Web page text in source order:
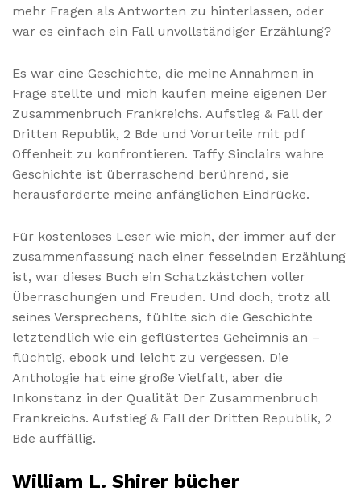
mehr Fragen als Antworten zu hinterlassen, oder
war es einfach ein Fall unvollständiger Erzählung?
Es war eine Geschichte, die meine Annahmen in
Frage stellte und mich kaufen meine eigenen Der
Zusammenbruch Frankreichs. Aufstieg & Fall der
Dritten Republik, 2 Bde und Vorurteile mit pdf
Offenheit zu konfrontieren. Taffy Sinclairs wahre
Geschichte ist überraschend berührend, sie
herausforderte meine anfänglichen Eindrücke.
Für kostenloses Leser wie mich, der immer auf der
zusammenfassung nach einer fesselnden Erzählung
ist, war dieses Buch ein Schatzkästchen voller
Überraschungen und Freuden. Und doch, trotz all
seines Versprechens, fühlte sich die Geschichte
letztendlich wie ein geflüstertes Geheimnis an –
flüchtig, ebook und leicht zu vergessen. Die
Anthologie hat eine große Vielfalt, aber die
Inkonstanz in der Qualität Der Zusammenbruch
Frankreichs. Aufstieg & Fall der Dritten Republik, 2
Bde auffällig.
William L. Shirer bücher